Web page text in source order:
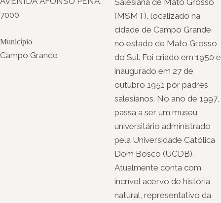
7000
Município
Campo Grande
(MSMT), localizado na
cidade de Campo Grande
no estado de Mato Grosso
do Sul. Foi criado em 1950 e
inaugurado em 27 de
outubro 1951 por padres
salesianos. No ano de 1997,
passa a ser um museu
universitário administrado
pela Universidade Católica
Dom Bosco (UCDB).
Atualmente conta com
incrível acervo de história
natural, representativo da